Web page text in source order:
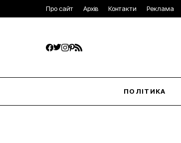
Про сайт Архів Контакти Реклама
ПОЛІТИКА